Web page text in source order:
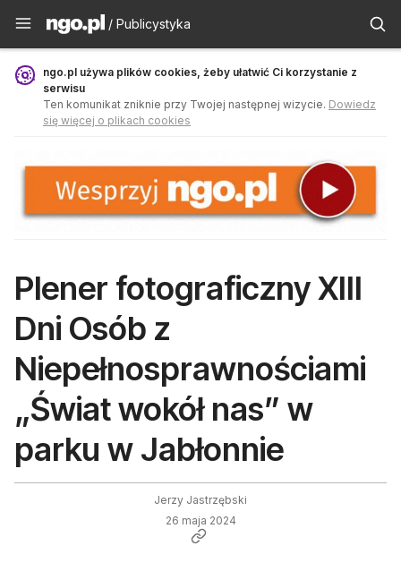
Publicystyka - ngo.pl
/ Publicystyka
ngo.pl używa plików cookies, żeby ułatwić Ci korzystanie z
serwisu
Ten komunikat zniknie przy Twojej następnej wizycie. Dowiedz
się więcej o plikach cookies
Plener fotograficzny XIII
Dni Osób z
Niepełnosprawnościami
„Świat wokół nas” w
parku w Jabłonnie
Jerzy Jastrzębski
26 maja 2024